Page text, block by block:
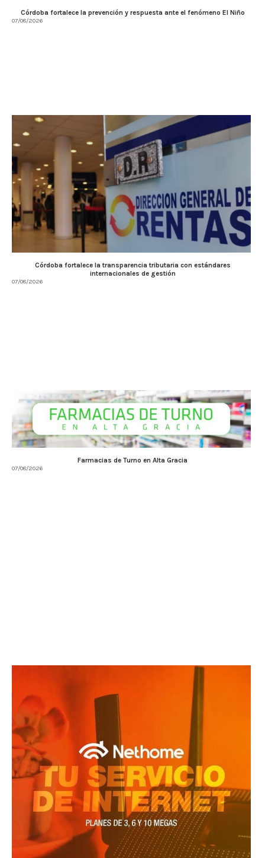
Córdoba fortalece la prevención y respuesta ante el fenómeno El Niño
07/08/2026
Córdoba fortalece la transparencia tributaria con estándares
internacionales de gestión
07/08/2026
Farmacias de Turno en Alta Gracia
07/08/2026